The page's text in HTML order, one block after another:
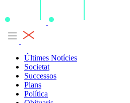
Últimes Notícies
Societat
Successos
Plans
Política